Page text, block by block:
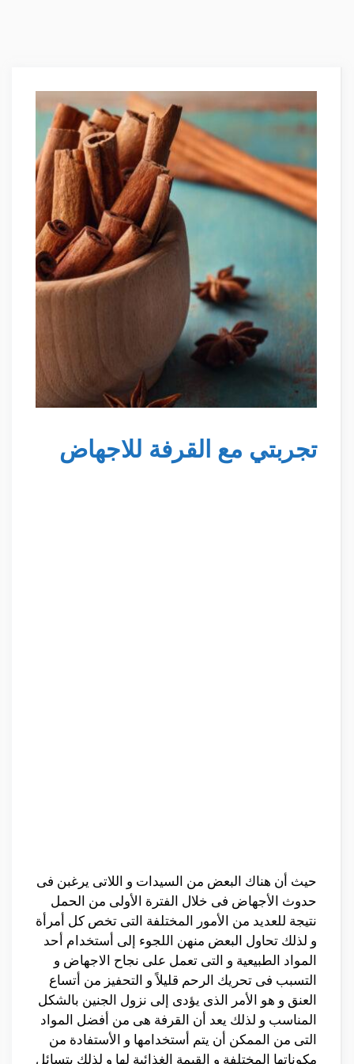
تجربتي مع القرفة للاجهاض
حيث أن هناك البعض من السيدات و اللاتى يرغبن فى
حدوث الأجهاض فى خلال الفترة الأولى من الحمل
نتيجة للعديد من الأمور المختلفة التى تخص كل أمرأة
و لذلك تحاول البعض منهن اللجوء إلى أستخدام أحد
المواد الطبيعية و التى تعمل على نجاح الاجهاض و
التسبب فى تحريك الرحم قليلاً و التحفيز من أتساع
العنق و هو الأمر الذى يؤدى إلى نزول الجنين بالشكل
المناسب و لذلك يعد أن القرفة هى من أفضل المواد
التى من الممكن أن يتم أستخدامها و الأستفادة من
مكوناتها المختلفة و القيمة الغذائية لها و لذلك يتسائل